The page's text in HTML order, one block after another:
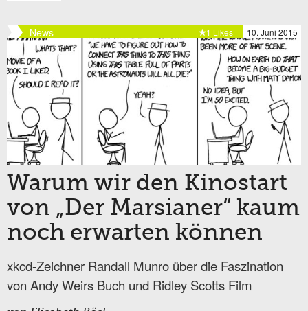
News 10. Juni 2015
1 Likes
Warum wir den Kinostart
von „Der Marsianer“ kaum
noch erwarten können
xkcd-Zeichner Randall Munro über die Faszination
von Andy Weirs Buch und Ridley Scotts Film